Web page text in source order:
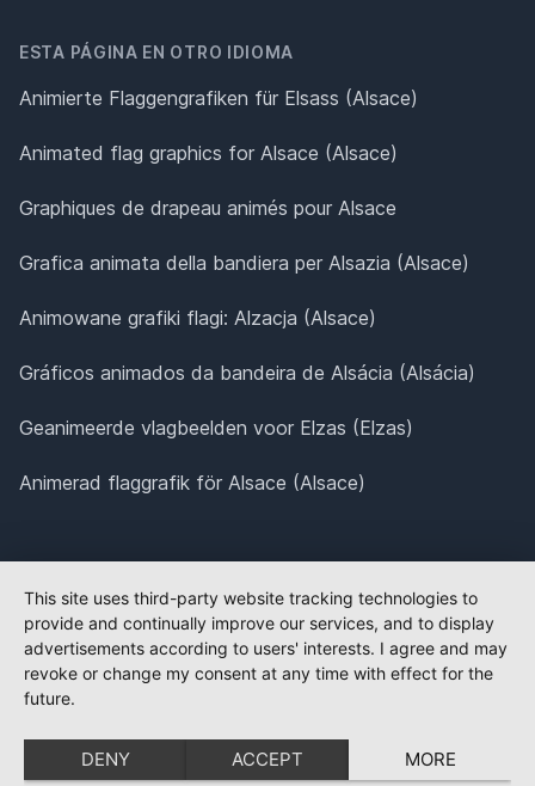
ESTA PÁGINA EN OTRO IDIOMA
Animierte Flaggengrafiken für Elsass (Alsace)
Animated flag graphics for Alsace (Alsace)
Graphiques de drapeau animés pour Alsace
Grafica animata della bandiera per Alsazia (Alsace)
Animowane grafiki flagi: Alzacja (Alsace)
Gráficos animados da bandeira de Alsácia (Alsácia)
Geanimeerde vlagbeelden voor Elzas (Elzas)
Animerad flaggrafik för Alsace (Alsace)
This site uses third-party website tracking technologies to
provide and continually improve our services, and to display
advertisements according to users' interests. I agree and may
revoke or change my consent at any time with effect for the
future.
DENY ACCEPT MORE